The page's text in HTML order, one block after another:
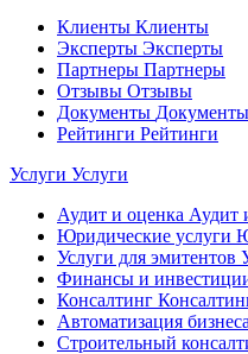
Клиенты Клиенты
Эксперты Эксперты
Партнеры Партнеры
Отзывы Отзывы
Документы Документы
Рейтинги Рейтинги
Услуги Услуги
Аудит и оценка Аудит
Юридические услуги
Услуги для эмитентов
Финансы и
Консалтинг
Автоматизация бизнеса
Строительный